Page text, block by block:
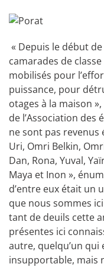
« Depuis le début
camarades de
mobilisés pour
puissance, pour
otages à la maison
de l’Association des
ne sont pas revenus
Uri, Omri Belkin,
Dan, Rona, Yuval,
Maya et Inon »,
d’entre eux était un
que nous sommes
tant de deuils cette
présentes ici
autre, quelqu’un
insupportable, mais